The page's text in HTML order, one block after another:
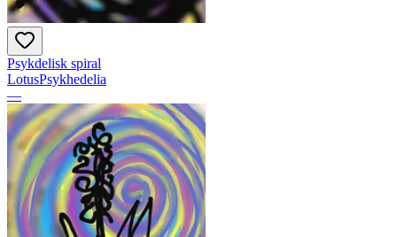
Psykdelisk spiral
LotusPsykhedelia
—